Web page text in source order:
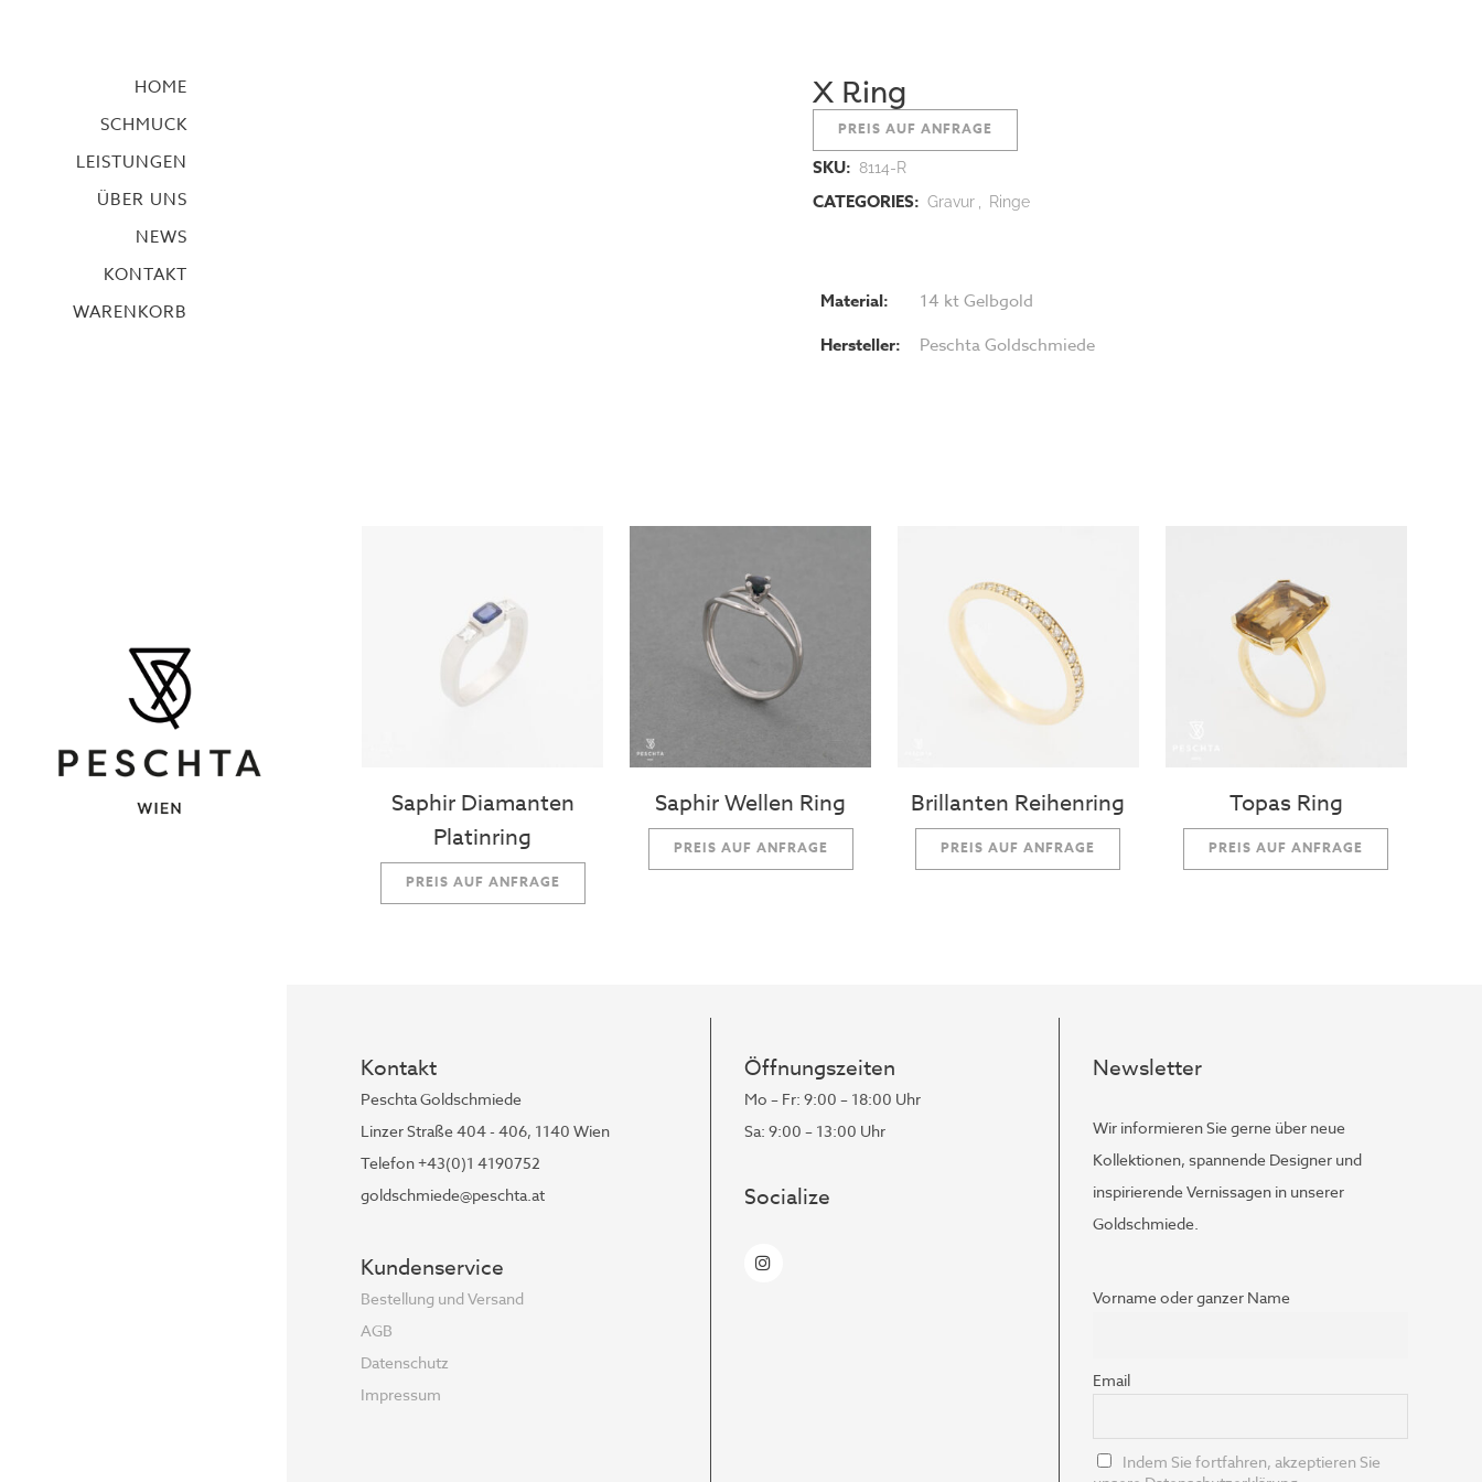
HOME
SCHMUCK
LEISTUNGEN
ÜBER UNS
NEWS
KONTAKT
WARENKORB
X Ring
PREIS AUF ANFRAGE
SKU: 8114-R
CATEGORIES: Gravur Ringe
Material: 14 kt Gelbgold
Hersteller: Peschta Goldschmiede
Saphir Diamanten
Platinring
PREIS AUF ANFRAGE
Saphir Wellen Ring
PREIS AUF ANFRAGE
Brillanten Reihenring
PREIS AUF ANFRAGE
Topas Ring
PREIS AUF ANFRAGE
Kontakt
Peschta Goldschmiede
Linzer Straße 404 - 406, 1140 Wien
Telefon +43(0)1 4190752
goldschmiede@peschta.at
Kundenservice
Bestellung und Versand
AGB
Datenschutz
Impressum
Öffnungszeiten
Mo – Fr: 9:00 – 18:00 Uhr
Sa: 9:00 – 13:00 Uhr
Socialize
Newsletter
Wir informieren Sie gerne über neue
Kollektionen, spannende Designer und
inspirierende Vernissagen in unserer
Goldschmiede.
Vorname oder ganzer Name
Email
Indem Sie fortfahren, akzeptieren Sie